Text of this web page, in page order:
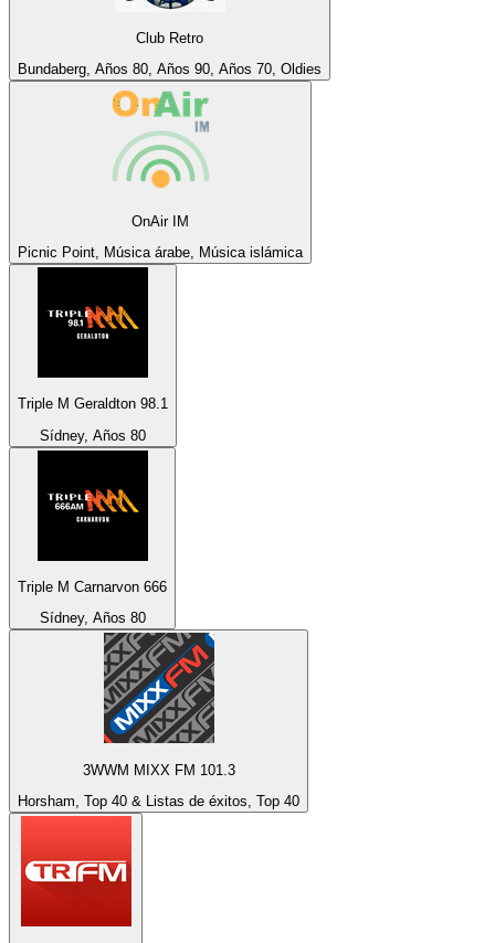
Club Retro
Bundaberg, Años 80, Años 90, Años 70, Oldies
OnAir IM
Picnic Point, Música árabe, Música islámica
Triple M Geraldton 98.1
Sídney, Años 80
Triple M Carnarvon 666
Sídney, Años 80
3WWM MIXX FM 101.3
Horsham, Top 40 & Listas de éxitos, Top 40